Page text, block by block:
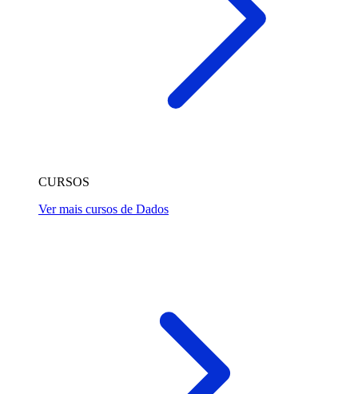
CURSOS
Ver mais cursos de Dados